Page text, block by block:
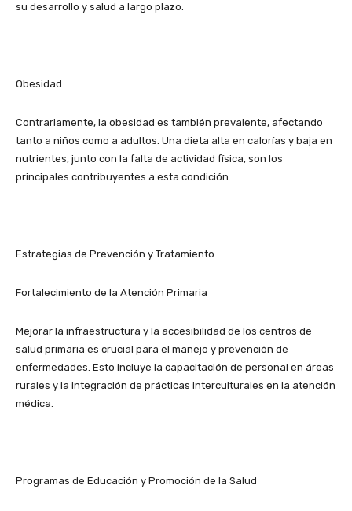
su desarrollo y salud a largo plazo.
Obesidad
Contrariamente, la obesidad es también prevalente, afectando
tanto a niños como a adultos. Una dieta alta en calorías y baja en
nutrientes, junto con la falta de actividad física, son los
principales contribuyentes a esta condición.
Estrategias de Prevención y Tratamiento
Fortalecimiento de la Atención Primaria
Mejorar la infraestructura y la accesibilidad de los centros de
salud primaria es crucial para el manejo y prevención de
enfermedades. Esto incluye la capacitación de personal en áreas
rurales y la integración de prácticas interculturales en la atención
médica.
Programas de Educación y Promoción de la Salud